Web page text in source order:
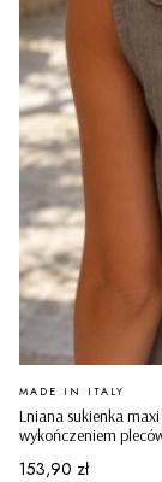
Lniana sukienka
wykończeniem
PRODUCENT
MADE IN ITALY
Cena
153,90 zł